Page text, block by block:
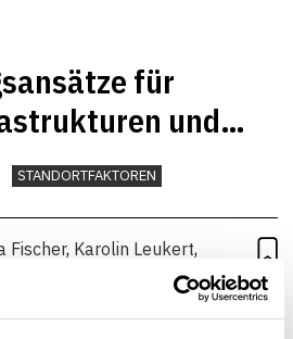
für
und
auf die
STANDORTFAKTOREN
Fischer, Karolin Leukert,
| 01.10.2011